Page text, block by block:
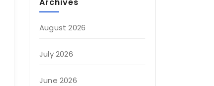
August 2026
July 2026
June 2026